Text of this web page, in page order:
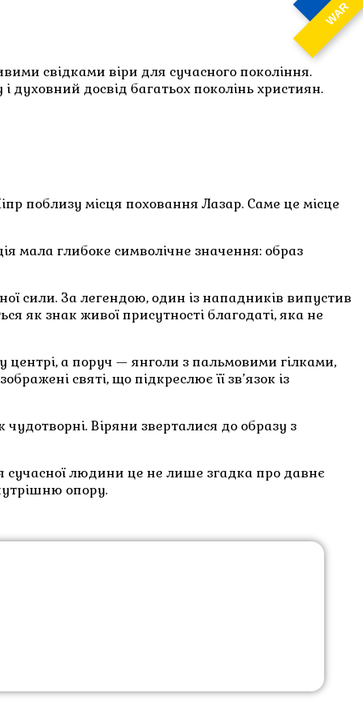
WAR
свідками віри для сучасного покоління.
духовний досвід багатьох поколінь християн.
поблизу місця поховання Лазар. Саме це місце
мала глибоке символічне значення: образ
сили. За легендою, один із нападників випустив
як знак живої присутності благодаті, яка не
центрі, а поруч — янголи з пальмовими гілками,
святі, що підкреслює її зв’язок із
Віряни зверталися до образу з
сучасної людини це не лише згадка про давнє
опору.